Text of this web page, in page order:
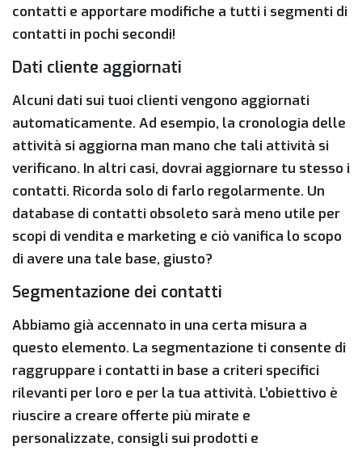
contatti e apportare modifiche a tutti i segmenti di
contatti in pochi secondi!
Dati cliente aggiornati
Alcuni dati sui tuoi clienti vengono aggiornati
automaticamente. Ad esempio, la cronologia delle
attività si aggiorna man mano che tali attività si
verificano. In altri casi, dovrai aggiornare tu stesso i
contatti. Ricorda solo di farlo regolarmente. Un
database di contatti obsoleto sarà meno utile per
scopi di vendita e marketing e ciò vanifica lo scopo
di avere una tale base, giusto?
Segmentazione dei contatti
Abbiamo già accennato in una certa misura a
questo elemento. La segmentazione ti consente di
raggruppare i contatti in base a criteri specifici
rilevanti per loro e per la tua attività. L’obiettivo è
riuscire a creare offerte più mirate e
personalizzate, consigli sui prodotti e